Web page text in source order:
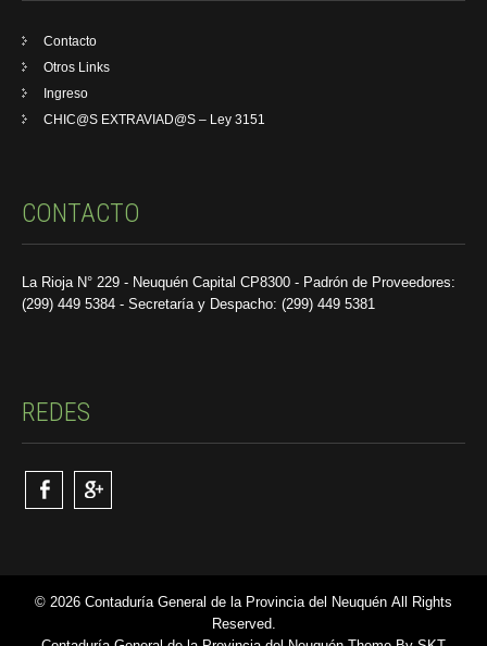
Contacto
Otros Links
Ingreso
CHIC@S EXTRAVIAD@S – Ley 3151
CONTACTO
La Rioja N° 229 - Neuquén Capital CP8300 - Padrón de Proveedores:
(299) 449 5384 - Secretaría y Despacho: (299) 449 5381
REDES
© 2026 Contaduría General de la Provincia del Neuquén All Rights
Reserved.